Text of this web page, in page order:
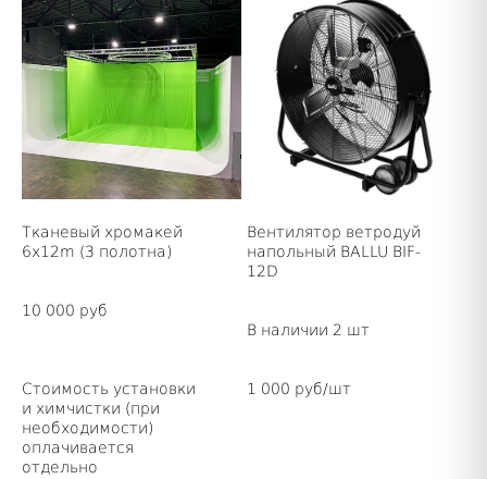
Тканевый хромакей
6x12m (3 полотна)
10 000 руб
Стоимость установки
и химчистки (при
необходимости)
оплачивается
отдельно
Вентилятор ветродуй
напольный BALLU BIF-
12D
В наличии 2 шт
1 000 pуб/шт